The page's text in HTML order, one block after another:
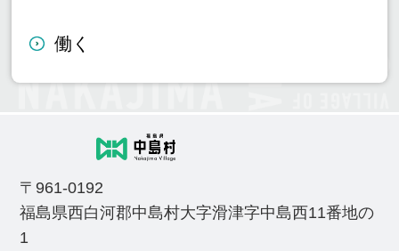
働く
〒961-0192
福島県西白河郡中島村大字滑津字中島西11番地の
1